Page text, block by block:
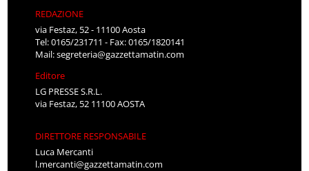
REDAZIONE
via Festaz, 52 - 11100 Aosta
Tel: 0165/231711 - Fax: 0165/1820141
Mail:segreteria@gazzettamatin.com
Editore
LG PRESSE S.R.L.
via Festaz, 52 11100 AOSTA
DIRETTORE RESPONSABILE
Luca Mercanti
l.mercanti@gazzettamatin.com